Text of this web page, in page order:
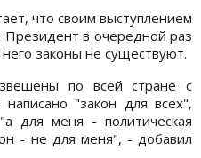
что своим выступлением
в очередной раз
законы не существуют.
по всей стране с
"закон для всех",
для меня - политическая
- не для меня", - добавил